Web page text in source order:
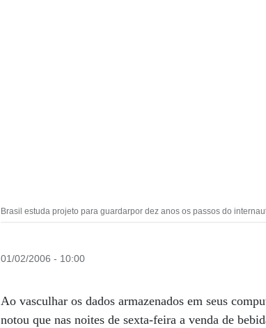
Brasil estuda projeto para guardarpor dez anos os passos do
01/02/2006 - 10:00
Ao vasculhar os dados armazenados em seus
notou que nas noites de sexta-feira a venda de